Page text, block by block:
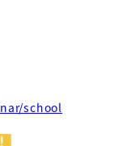
school